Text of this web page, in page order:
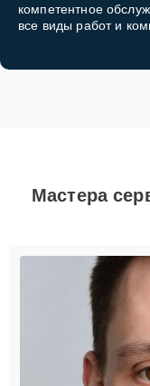
компетентное
все виды работ и
Мастера